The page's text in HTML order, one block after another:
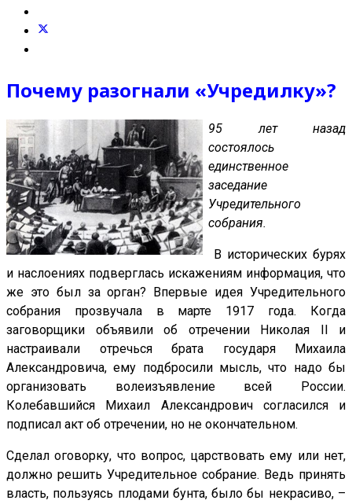
Почему разогнали «Учредилку»?
95 лет назад
состоялось
единственное
заседание
Учредительного
собрания.
В исторических бурях
и наслоениях подверглась искажениям информация, что
же это был за орган? Впервые идея Учредительного
собрания прозвучала в марте 1917 года. Когда
заговорщики объявили об отречении Николая II и
настраивали отречься брата государя Михаила
Александровича, ему подбросили мысль, что надо бы
организовать волеизъявление всей России.
Колебавшийся Михаил Александрович согласился и
подписал акт об отречении, но не окончательном.
Сделал оговорку, что вопрос, царствовать ему или нет,
должно решить Учредительное собрание. Ведь принять
власть, пользуясь плодами бунта, было бы некрасиво, –